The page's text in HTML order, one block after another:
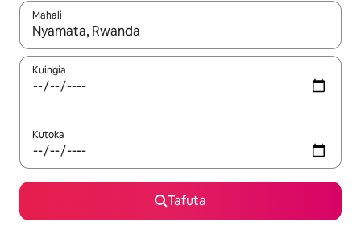
Mahali
Wakati matokeo yanapatikana, vinjari kwa kutumia vitufe vya
Kuingia
Kutoka
Tafuta